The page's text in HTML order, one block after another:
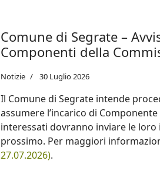
Comune di Segrate –
Componenti della
Notizie 30 Luglio 2026
Il Comune di Segrate intende
assumere l’incarico di
interessati dovranno inviare le
prossimo. Per maggiori
27.07.2026).